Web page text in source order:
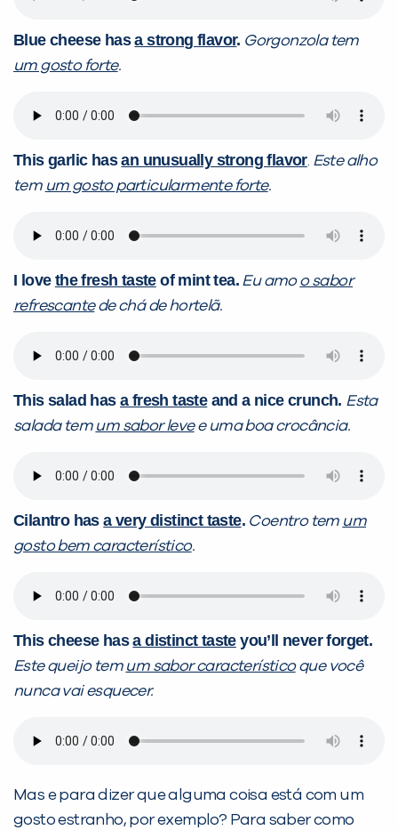
Blue cheese hasa strong flavor. Gorgonzola tem
um gosto forte.
This garlic hasan unusually strong flavor. Este alho
tem um gosto particularmente forte.
I love the fresh tasteof mint tea. Eu amoo sabor
refrescantede chá de hortelã.
This salad hasa fresh tasteand a nice crunch. Esta
salada tem um sabor levee uma boa crocância.
Cilantro hasa very distinct taste. Coentro tem um
gosto bem característico.
This cheese hasa distinct tasteyou’ll never forget.
Este queijo tem um sabor característicoque você
nunca vai esquecer.
Mas e para dizer que alguma coisa está com um
gosto estranho, por exemplo? Para saber como